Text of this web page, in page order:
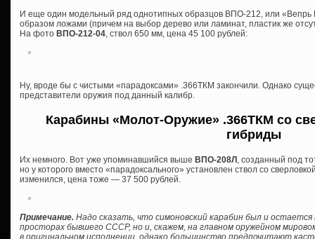
И еще один модельный ряд однотипных образцов ВПО-212, или
образом ложами (причем на выбор дерево или ламинат, пластик же
На фото ВПО-212-04, ствол 650 мм, цена 45 100 рублей:
Ну, вроде бы с чистыми «парадоксами» .366ТКМ закончили. Однако
представители оружия под данный калибр.
Карабины «Молот-Оружие» .366ТКМ со
гибриды
Их немного. Вот уже упоминавшийся выше ВПО-208Л , созданный под
но у которого вместо «парадоксального» установлен ствол со
изменился, цена тоже — 37 500 рублей.
Примечание. Надо сказать, что симоновский карабин был и
просторах бывшего СССР, но и, скажем, на главном оружейном